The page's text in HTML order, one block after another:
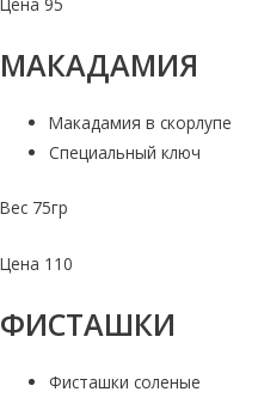
Цена 95
МАКАДАМИЯ
Макадамия в скорлупе
Специальный ключ
Вес 75гр
Цена 110
ФИСТАШКИ
Фисташки соленые